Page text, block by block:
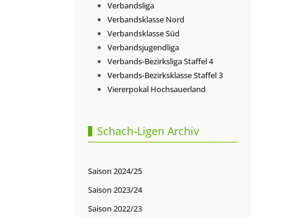
Verbandsliga
Verbandsklasse Nord
Verbandsklasse Süd
Verbandsjugendliga
Verbands-Bezirksliga Staffel 4
Verbands-Bezirksklasse Staffel 3
Viererpokal Hochsauerland
Schach-Ligen Archiv
Saison 2024/25
Saison 2023/24
Saison 2022/23